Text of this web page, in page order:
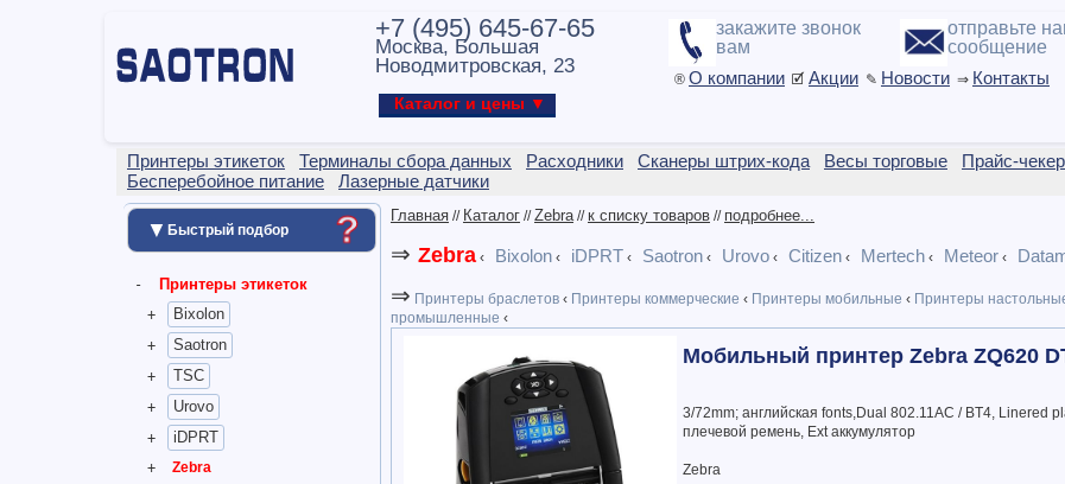
+7 (495) 645-67-65
Москва, Большая
Новодмитровская, 23
Каталог и цены ▼
закажите звонок
вам
отправьте
сообщение
® О компании 🗹 Акции ✎ Новости ⇒ Контакты
Принтеры этикеток Терминалы сбора данных Расходники Сканеры штрих-кода Весы торговые
Прайс-
Бесперебойное питание
Лазерные датчики
▼ Быстрый подбор ?
Принтеры этикеток
Bixolon
Saotron
TSC
Urovo
iDPRT
Zebra
Главная // Каталог //Zebra//к списку товаров // подробнее...
⇒ Zebra ‹ Bixolon ‹ iDPRT ‹ Saotron ‹ Urovo ‹ Citizen ‹ Mertech ‹ Meteor ‹
⇒ Принтеры браслетов ‹ Принтеры коммерческие ‹ Принтеры мобильные ‹ Принтеры
промышленные ‹
Мобильный принтер Zebra ZQ620
3/72mm; английская fonts,Dual 802.11AC / BT4, Linered
плечевой ремень, Ext аккумулятор
Zebra